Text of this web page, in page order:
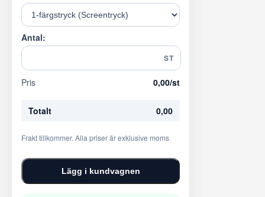
Antal:
ST
Pris 0,00/st
Totalt 0,00
Frakt tillkommer. Alla priser är exklusive moms
Lägg i kundvagnen